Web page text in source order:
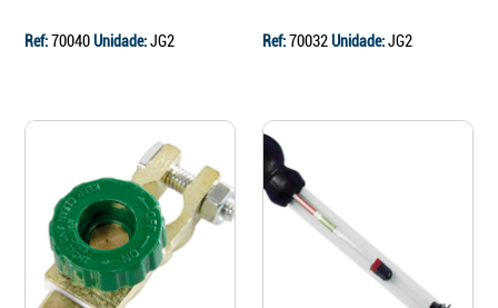
Ref:70040Unidade:JG2 Ref:70032Unidade:JG2